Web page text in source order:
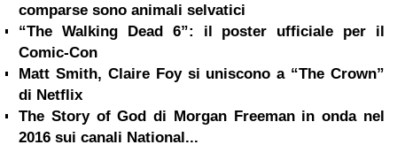
comparse sono animali selvatici
“The Walking Dead 6”: il poster ufficiale per il
Comic-Con
Matt Smith, Claire Foy si uniscono a “The Crown”
di Netflix
The Story of God di Morgan Freeman in onda nel
2016 sui canali National...